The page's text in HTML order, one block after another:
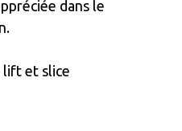
dans le
lift et slice